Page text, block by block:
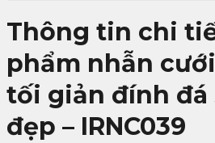
Thông tin chi
phẩm nhẫn
tối giản đính đá
đẹp – IRNC039